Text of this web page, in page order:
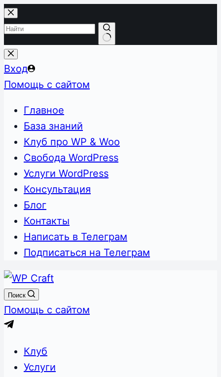
Перейти
к
сути
Ничего
не
найдено
Вход
Помощь с сайтом
Главное
База знаний
Клуб про WP & Woo
Свобода WordPress
Услуги WordPress
Консультация
Блог
Контакты
Написать в Телеграм
Подписаться на Телеграм
Поиск
Помощь с сайтом
Клуб
Услуги